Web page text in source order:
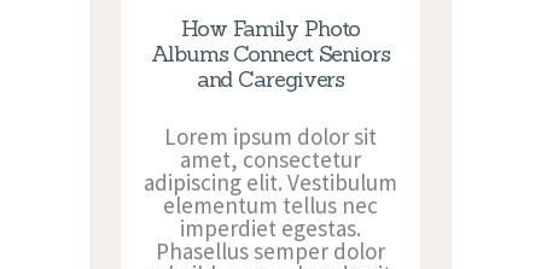
How Family Photo
Albums Connect Seniors
and Caregivers
Lorem ipsum dolor sit
amet, consectetur
adipiscing elit. Vestibulum
elementum tellus nec
imperdiet egestas.
Phasellus semper dolor